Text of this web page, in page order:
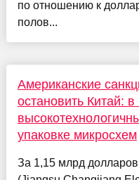
по отношению к
полов...
Американские
остановить Китай:
упаковке микросхем
За 1,15 млрд